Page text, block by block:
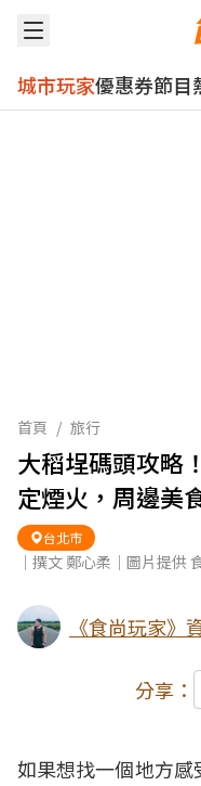
城市玩家優惠券節目
首頁 / 旅行
大稻埕碼頭攻略
定煙火，周邊美
台北市
｜撰文 鄭心柔｜圖片提供
《食尚玩家》
分享：
如果想找一個地方